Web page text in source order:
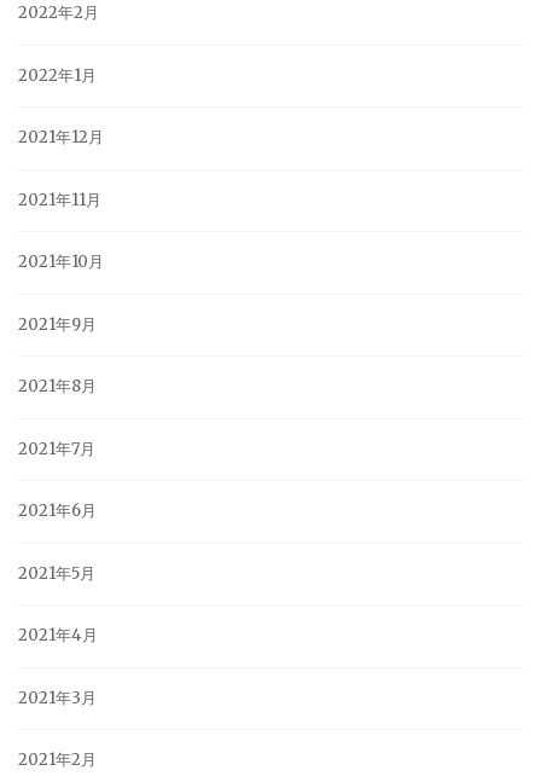
2022年2月
2022年1月
2021年12月
2021年11月
2021年10月
2021年9月
2021年8月
2021年7月
2021年6月
2021年5月
2021年4月
2021年3月
2021年2月